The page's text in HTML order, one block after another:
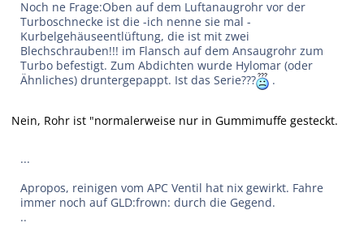
Noch ne Frage:Oben auf dem Luftanaugrohr vor der
Turboschnecke ist die -ich nenne sie mal -
Kurbelgehäuseentlüftung, die ist mit zwei
Blechschrauben!!! im Flansch auf dem Ansaugrohr zum
Turbo befestigt. Zum Abdichten wurde Hylomar (oder
Ähnliches) druntergepappt. Ist das Serie???
.
Nein, Rohr ist "normalerweise nur in Gummimuffe gesteckt.
...
Apropos, reinigen vom APC Ventil hat nix gewirkt. Fahre
immer noch auf GLD:frown: durch die Gegend.
..